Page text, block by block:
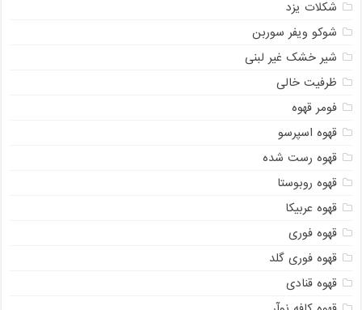
شکلات یزد
شوکو ویفر سوربن
شیر خشک غیر لبنی
ظرفیت خالی
فومر قهوه
قهوه اسپرسو
قهوه رست شده
قهوه روبوستا
قهوه عربیکا
قهوه فوری
قهوه فوری گلد
قهوه قنادی